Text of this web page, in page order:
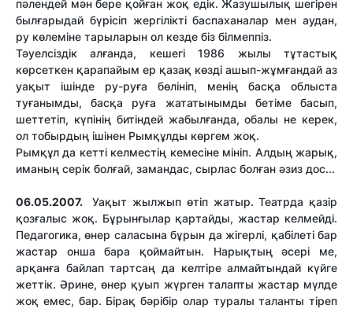
пәлендей мән бере қойған жоқ едік. Жазушылық шегірен
былғарыдай бүрісіп жергілікті баспаханалар мен аудан,
ру көлеміне тарыларын ол кезде біз білмеппіз.
Тәуелсіздік алғанда, кешегі 1986 жылы тұтастық
көрсеткен қарапайым ер қазақ көзді ашып-жұмғандай аз
уақыт ішінде ру-руға бөлініп, менің басқа облыста
туғанымды, басқа руға жататынымды бетіме басып,
шеттетіп, күпінің битіндей жабылғанда, обалы не керек,
ол тобырдың ішінен Рымқұлды көргем жоқ.
Рымқұл да кетті келместің кемесіне мініп. Алдың жарық,
иманың серік болғай, замандас, сырлас болған әзиз дос...
06.05.2007.
Уақыт жылжып өтіп жатыр. Театрда қазір
қозғалыс жоқ. Бұрынғылар қартайды, жастар келмейді.
Педагогика, өнер саласына бұрын да жігерлі, қабілеті бар
жастар онша бара қоймайтын. Нарықтың әсері ме,
арқанға байлап тартсаң да келтіре алмайтындай күйге
жеттік. Әрине, өнер қуып жүрген талапты жастар мүлде
жоқ емес, бар. Бірақ бәрібір олар туралы таланты тіреп